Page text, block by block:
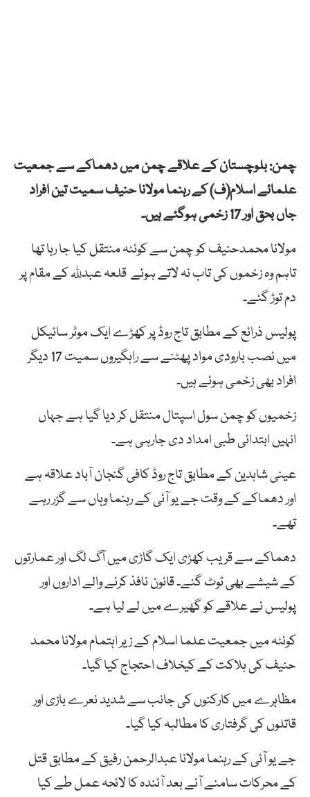
چمن: بلوچستان کے علاقے چمن میں دھماکے سے جمعیت
علمائے اسلام(ف) کے رہنما مولانا حنیف سمیت تین افراد
جاں بحق اور 17 زخمی ہوگئے ہیں۔
مولانا محمدحنیف کو چمن سے کوئٹہ منتقل کیا جا رہا تھا
تاہم وہ زخموں کی تاب نہ لاتے ہوئے قلعہ عبدللہ کے مقام پر
دم توڑ گئے۔
پولیس ذرائع کے مطابق تاج روڈ پر کھڑے ایک موٹر سائیکل
میں نصب بارودی مواد پھٹنے سے راہگیروں سمیت 17 دیگر
افراد بھی زخمی ہوئے ہیں۔
زخمیوں کو چمن سول اسپتال منتقل کر دیا گیا ہے جہاں
انہیں ابتدائی طبی امداد دی جارہی ہے۔
عینی شاہدین کے مطابق تاج روڈ کافی گنجان آباد علاقہ ہے
اور دھماکے کے وقت جے یو آئی کے رہنما وہاں سے گزر رہے
تھے۔
دھماکے سے قریب کھڑی ایک گاڑی میں آگ لگ اور عمارتوں
کے شیشے بھی ٹوٹ گئے۔ قانون نافذ کرنے والے اداروں اور
پولیس نے علاقے کو گھیرے میں لے لیا ہے۔
کوئٹہ میں جمعیت علما اسلام کے زیر اہتمام مولانا محمد
حنیف کی ہلاکت کے کیخلاف احتجاج کیا گیا۔
مظاہرے میں کارکنوں کی جانب سے شدید نعرے بازی اور
قاتلوں کی گرفتاری کا مطالبہ کیا گیا۔
جے یو آئی کے رہنما مولانا عبدالرحمن رفیق کے مطابق قتل
کے محرکات سامنے آنے بعد آئندہ کا لائحہ عمل طے کیا